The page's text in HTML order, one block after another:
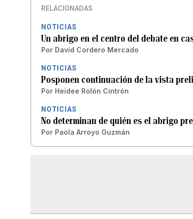
RELACIONADAS
NOTICIAS
Un abrigo en el centro del debate en
Por David Cordero Mercado
NOTICIAS
Posponen continuación de la vista
Por Heidee Rolón Cintrón
NOTICIAS
No determinan de quién es el abrigo
Por Paola Arroyo Guzmán